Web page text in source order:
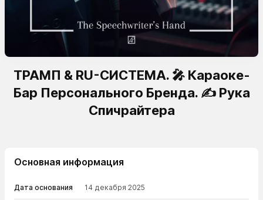
ТРАМП & RU-СИСТЕМА. 🎤 Караоке-
Бар Персонального Бренда. ✍️ Рука
Спичрайтера
Основная информация
Дата основания 14 декабря 2025